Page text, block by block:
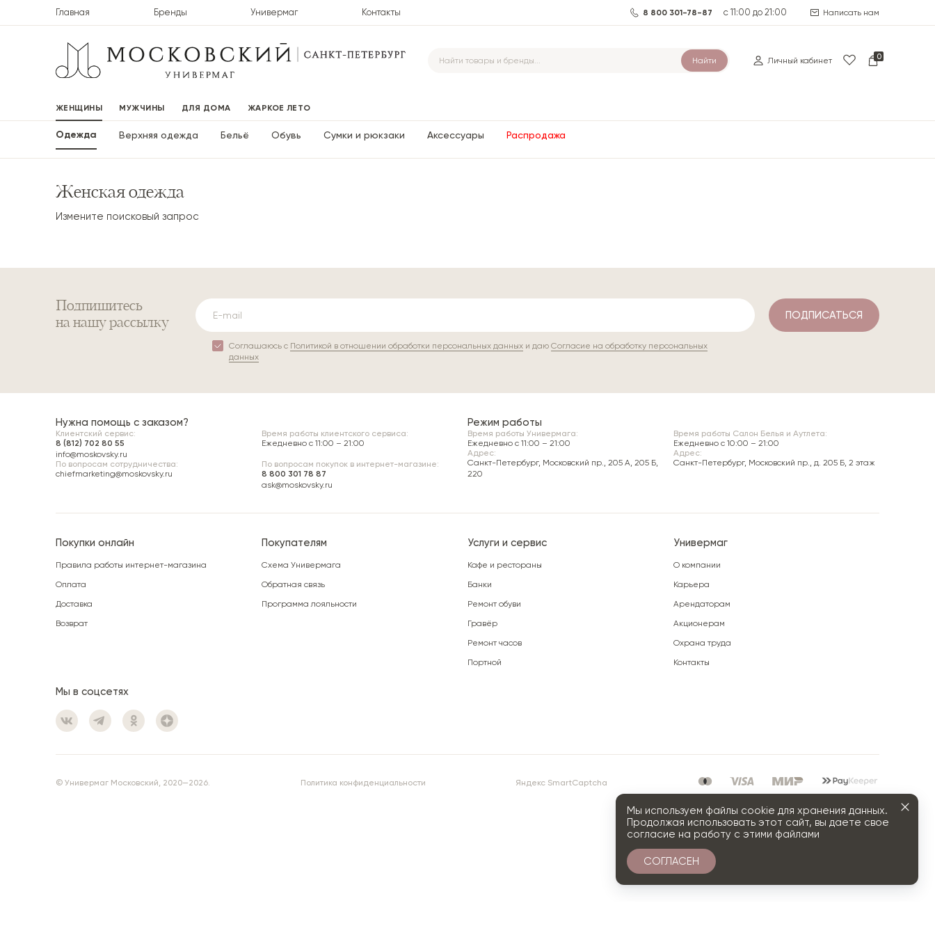
Главная Бренды Универмаг Контакты 8 800 301-78-87 с 11:00 до 21:00 Написать нам
Найти Личный кабинет 0
ЖЕНЩИНЫ МУЖЧИНЫ ДЛЯ ДОМА ЖАРКОЕ ЛЕТО
Одежда Верхняя одежда Бельё Обувь Сумки и рюкзаки Аксессуары Распродажа
Женская одежда
Измените поисковый запрос
Подпишитесь
на нашу рассылку
Соглашаюсь с Политикой в отношении обработки персональных данныхи даю Согласие на обработку персональных
данных
ПОДПИСАТЬСЯ
Нужна помощь с заказом?
Клиентский сервис:
8 (812) 702 80 55
info@moskovsky.ru
Время работы клиентского сервиса:
Ежедневно с 11:00 – 21:00
По вопросам сотрудничества:
chiefmarketing@moskovsky.ru
По вопросам покупок в интернет-магазине:
8 800 301 78 87
ask@moskovsky.ru
Режим работы
Время работы Универмага:
Ежедневно c 11:00 – 21:00
Адрес:
Санкт-Петербург, Московский пр., 205 А, 205 Б,
220
Время работы Салон Белья и Аутлета:
Ежедневно c 10:00 – 21:00
Адрес:
Санкт-Петербург, Московский пр., д. 205 Б, 2 этаж
Покупки онлайн
Правила работы интернет-магазина
Оплата
Доставка
Возврат
Покупателям
Схема Универмага
Обратная связь
Программа лояльности
Услуги и сервис
Кафе и рестораны
Банки
Ремонт обуви
Гравёр
Ремонт часов
Портной
Универмаг
О компании
Карьера
Арендаторам
Акционерам
Охрана труда
Контакты
Мы в соцсетях
© Универмаг Московский, 2020—2026. Политика конфиденциальности Яндекс SmartCaptcha
Мы используем файлы cookie для хранения данных.
Продолжая использовать этот сайт, вы даете свое
согласие на работу с этими файлами
СОГЛАСЕН